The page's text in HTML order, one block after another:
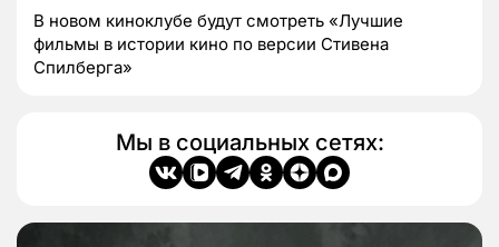
В новом киноклубе будут смотреть «Лучшие
фильмы в истории кино по версии Стивена
Спилберга»
Мы в социальных сетях: